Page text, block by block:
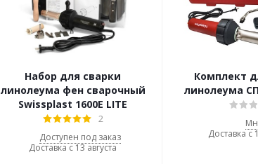
Набор для сварки
линолеума фен сварочный
Swissplast 1600E LITE
2
Доступен под заказ
Доставка с 13 августа
Комплект
линолеума
Доставка с